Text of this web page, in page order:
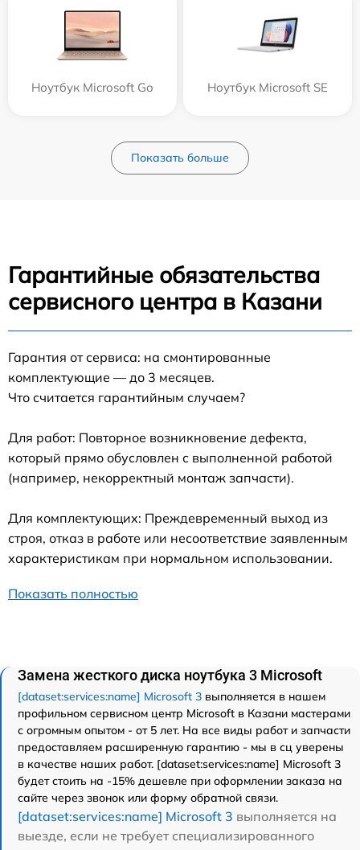
Ноутбук Microsoft Go Ноутбук Microsoft SE
Показать больше
Гарантийные обязательства
сервисного центра в Казани
Гарантия от сервиса: на смонтированные
комплектующие — до 3 месяцев.
Что считается гарантийным случаем?
Для работ: Повторное возникновение дефекта,
который прямо обусловлен с выполненной работой
(например, некорректный монтаж запчасти).
Для комплектующих: Преждевременный выход из
строя, отказ в работе или несоответствие заявленным
характеристикам при нормальном использовании.
Показать полностью
Замена жесткого диска ноутбука 3 Microsoft
[dataset:services:name] Microsoft 3 выполняется в нашем
профильном сервисном центр Microsoft в Казани мастерами
с огромным опытом - от 5 лет. На все виды работ и запчасти
предоставляем расширенную гарантию - мы в сц уверены
в качестве наших работ. [dataset:services:name] Microsoft 3
будет стоить на -15% дешевле при оформлении заказа на
сайте через звонок или форму обратной связи.
[dataset:services:name] Microsoft 3 выполняется на
выезде, если не требует специализированного